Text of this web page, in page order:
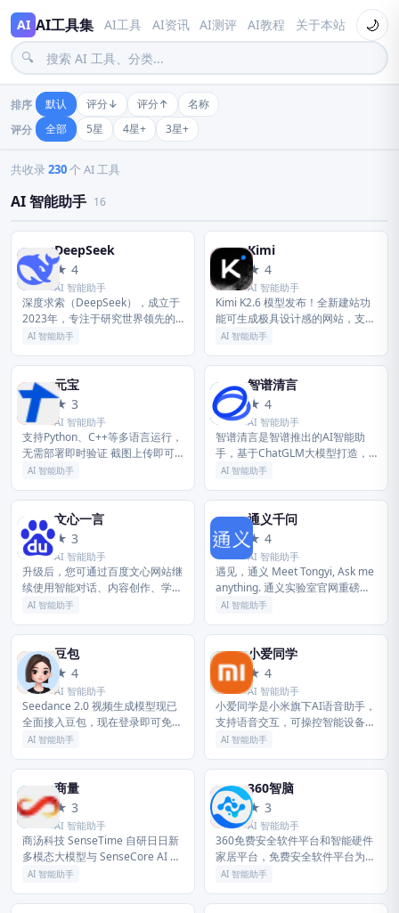
AI AI工具集
🔍
AI工具 AI资讯 AI测评 AI教程 关于本站 🌙
排序 默认 评分↓ 评分↑
名称
评分
全部 5星 4星+ 3星+
AI 应用全景导航
共收录230个 AI 工具
AI 智能助手 16
D
DeepSeek
★ 4
AI 智能助手
深度求索（DeepSeek），成立于
2023年，专注于研究世界领先的
通用人工智能底层模型与技术，挑
训练框架、自建智算集群和万...
AI 智能助手
K
Kimi
★ 4
AI 智能助手
Kimi K2.6 模型发布！全新建站功
能可生成极具设计感的网站，支持
轻量后端模块；Agent 集群全面升
能。Claw...
AI 智能助手
元
元宝
★ 3
AI 智能助手
支持Python、C++等多语言运行，
无需部署即时验证 截图上传即可
搜索，即问即答效率倍增 支持 AI
按下快捷键Opti...
AI 智能助手
智
智谱清言
★ 4
AI 智能助手
智谱清言是智谱推出的AI智能助
手，基于ChatGLM大模型打造，
支持聊天互动、知识问答、内容创
问题。
AI 智能助手
文
文心一言
★ 3
AI 智能助手
升级后，您可通过百度文心网站继
续使用智能对话、内容创作、学习
办公、信息查询等功能，并体验最
将进一步优化网页端服务入口与使
用体...
AI 智能助手
通
通义千问
★ 4
AI 智能助手
遇见，通义 Meet Tongyi, Ask me
anything. 通义实验室官网重磅升
级，汇聚全系列大模型、最新行业
掌...
AI 智能助手
豆
豆包
★ 4
AI 智能助手
Seedance 2.0 视频生成模型现已
全面接入豆包，现在登录即可免费
使用！豆包 是你的 AI 聊天智能对
具。豆包为你答疑...
AI 智能助手
小
小爱同学
★ 4
AI 智能助手
小爱同学是小米旗下AI语音助手，
支持语音交互，可操控智能设备、
查询信息、设置日程、提供生活服
AI 智能助手
商
商量
★ 3
AI 智能助手
商汤科技 SenseTime 自研日日新
多模态大模型与 SenseCore AI 大
装置，拥有对话、文生图、数字
品，为企...
AI 智能助手
3
360智脑
★ 3
AI 智能助手
360免费安全软件平台和智能硬件
家居平台，免费安全软件平台为用
户提供360安全卫士,360免费杀毒
AI 智能助手